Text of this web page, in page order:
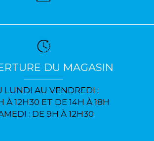
DU MAGASIN
LUNDI AU VENDREDI :
À 12H30 ET DE 14H À 18H
: DE 9H À 12H30